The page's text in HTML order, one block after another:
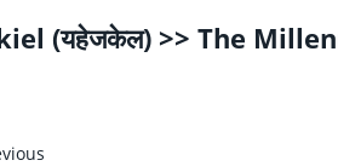
(यहेजकेल) >> The